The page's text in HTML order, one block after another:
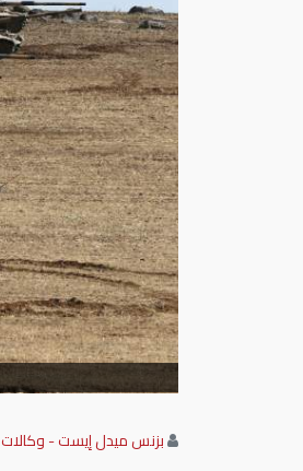
بزنس ميدل إيست - وكالات